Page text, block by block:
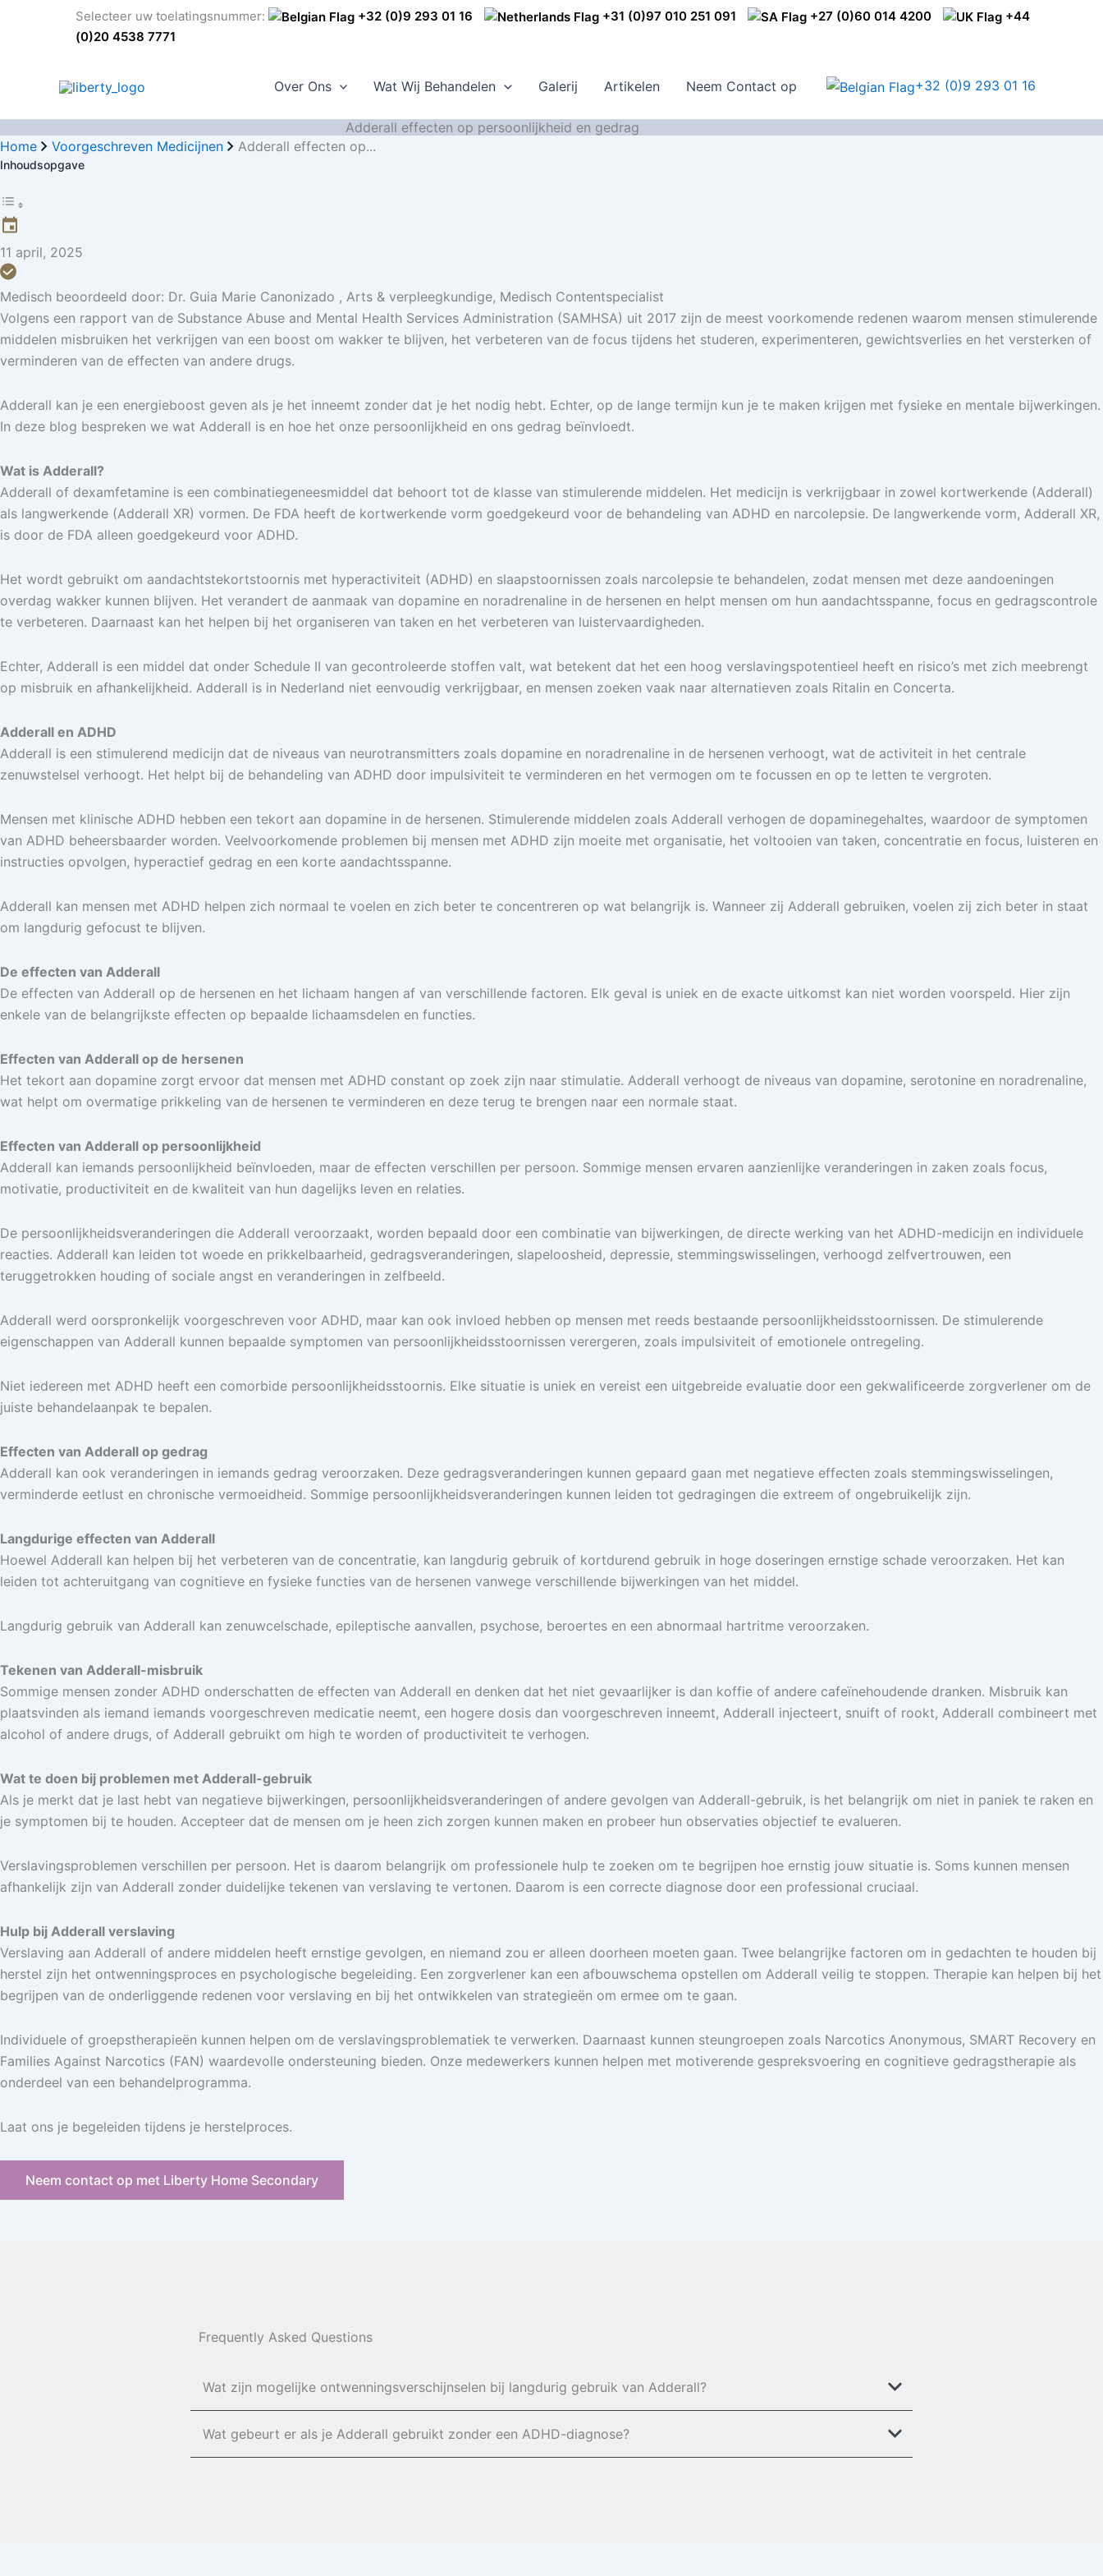
r
d
e
n
h
o
u
d
Selecteer uw toelatingsnummer: +32 (0)9 293 01 16 +31 (0)97 010 251 091 +27 (0)60 014 4200
+44
(0)20 4538 7771
Over Ons Wat Wij Behandelen Galerij Artikelen Neem Contact op +32 (0)9 293 01 16
Adderall effecten op persoonlijkheid en gedrag
Home
Voorgeschreven Medicijnen Adderall effecten op...
Inhoudsopgave
11 april, 2025
Medisch beoordeeld door: Dr. Guia Marie Canonizado , Arts & verpleegkundige, Medisch Contentspecialist
Volgens een rapport van de Substance Abuse and Mental Health Services Administration (SAMHSA) uit 2017 zijn de meest voorkomende redenen waarom mensen stimulerende
middelen misbruiken het verkrijgen van een boost om wakker te blijven, het verbeteren van de focus tijdens het studeren, experimenteren, gewichtsverlies en het versterken of
verminderen van de effecten van andere drugs.
Adderall kan je een energieboost geven als je het inneemt zonder dat je het nodig hebt. Echter, op de lange termijn kun je te maken krijgen met fysieke en mentale bijwerkingen.
In deze blog bespreken we wat Adderall is en hoe het onze persoonlijkheid en ons gedrag beïnvloedt.
Wat is Adderall?
Adderall of dexamfetamine is een combinatiegeneesmiddel dat behoort tot de klasse van stimulerende middelen. Het medicijn is verkrijgbaar in zowel kortwerkende (Adderall)
als langwerkende (Adderall XR) vormen. De FDA heeft de kortwerkende vorm goedgekeurd voor de behandeling van ADHD en narcolepsie. De langwerkende vorm, Adderall XR,
is door de FDA alleen goedgekeurd voor ADHD.
Het wordt gebruikt om aandachtstekortstoornis met hyperactiviteit (ADHD) en slaapstoornissen zoals narcolepsie te behandelen, zodat mensen met deze aandoeningen
overdag wakker kunnen blijven. Het verandert de aanmaak van dopamine en noradrenaline in de hersenen en helpt mensen om hun aandachtsspanne, focus en gedragscontrole
te verbeteren. Daarnaast kan het helpen bij het organiseren van taken en het verbeteren van luistervaardigheden.
Echter, Adderall is een middel dat onder Schedule II van gecontroleerde stoffen valt, wat betekent dat het een hoog verslavingspotentieel heeft en risico’s met zich meebrengt
op misbruik en afhankelijkheid. Adderall is in Nederland niet eenvoudig verkrijgbaar, en mensen zoeken vaak naar alternatieven zoals Ritalin en Concerta.
Adderall en ADHD
Adderall is een stimulerend medicijn dat de niveaus van neurotransmitters zoals dopamine en noradrenaline in de hersenen verhoogt, wat de activiteit in het centrale
zenuwstelsel verhoogt. Het helpt bij de behandeling van ADHD door impulsiviteit te verminderen en het vermogen om te focussen en op te letten te vergroten.
Mensen met klinische ADHD hebben een tekort aan dopamine in de hersenen. Stimulerende middelen zoals Adderall verhogen de dopaminegehaltes, waardoor de symptomen
van ADHD beheersbaarder worden. Veelvoorkomende problemen bij mensen met ADHD zijn moeite met organisatie, het voltooien van taken, concentratie en focus, luisteren en
instructies opvolgen, hyperactief gedrag en een korte aandachtsspanne.
Adderall kan mensen met ADHD helpen zich normaal te voelen en zich beter te concentreren op wat belangrijk is. Wanneer zij Adderall gebruiken, voelen zij zich beter in staat
om langdurig gefocust te blijven.
De effecten van Adderall
De effecten van Adderall op de hersenen en het lichaam hangen af van verschillende factoren. Elk geval is uniek en de exacte uitkomst kan niet worden voorspeld. Hier zijn
enkele van de belangrijkste effecten op bepaalde lichaamsdelen en functies.
Effecten van Adderall op de hersenen
Het tekort aan dopamine zorgt ervoor dat mensen met ADHD constant op zoek zijn naar stimulatie. Adderall verhoogt de niveaus van dopamine, serotonine en noradrenaline,
wat helpt om overmatige prikkeling van de hersenen te verminderen en deze terug te brengen naar een normale staat.
Effecten van Adderall op persoonlijkheid
Adderall kan iemands persoonlijkheid beïnvloeden, maar de effecten verschillen per persoon. Sommige mensen ervaren aanzienlijke veranderingen in zaken zoals focus,
motivatie, productiviteit en de kwaliteit van hun dagelijks leven en relaties.
De persoonlijkheidsveranderingen die Adderall veroorzaakt, worden bepaald door een combinatie van bijwerkingen, de directe werking van het ADHD-medicijn en individuele
reacties. Adderall kan leiden tot woede en prikkelbaarheid, gedragsveranderingen, slapeloosheid, depressie, stemmingswisselingen, verhoogd zelfvertrouwen, een
teruggetrokken houding of sociale angst en veranderingen in zelfbeeld.
Adderall werd oorspronkelijk voorgeschreven voor ADHD, maar kan ook invloed hebben op mensen met reeds bestaande persoonlijkheidsstoornissen. De stimulerende
eigenschappen van Adderall kunnen bepaalde symptomen van persoonlijkheidsstoornissen verergeren, zoals impulsiviteit of emotionele ontregeling.
Niet iedereen met ADHD heeft een comorbide persoonlijkheidsstoornis. Elke situatie is uniek en vereist een uitgebreide evaluatie door een gekwalificeerde zorgverlener om de
juiste behandelaanpak te bepalen.
Effecten van Adderall op gedrag
Adderall kan ook veranderingen in iemands gedrag veroorzaken. Deze gedragsveranderingen kunnen gepaard gaan met negatieve effecten zoals stemmingswisselingen,
verminderde eetlust en chronische vermoeidheid. Sommige persoonlijkheidsveranderingen kunnen leiden tot gedragingen die extreem of ongebruikelijk zijn.
Langdurige effecten van Adderall
Hoewel Adderall kan helpen bij het verbeteren van de concentratie, kan langdurig gebruik of kortdurend gebruik in hoge doseringen ernstige schade veroorzaken. Het kan
leiden tot achteruitgang van cognitieve en fysieke functies van de hersenen vanwege verschillende bijwerkingen van het middel.
Langdurig gebruik van Adderall kan zenuwcelschade, epileptische aanvallen, psychose, beroertes en een abnormaal hartritme veroorzaken.
Tekenen van Adderall-misbruik
Sommige mensen zonder ADHD onderschatten de effecten van Adderall en denken dat het niet gevaarlijker is dan koffie of andere cafeïnehoudende dranken. Misbruik kan
plaatsvinden als iemand iemands voorgeschreven medicatie neemt, een hogere dosis dan voorgeschreven inneemt, Adderall injecteert, snuift of rookt, Adderall combineert met
alcohol of andere drugs, of Adderall gebruikt om high te worden of productiviteit te verhogen.
Wat te doen bij problemen met Adderall-gebruik
Als je merkt dat je last hebt van negatieve bijwerkingen, persoonlijkheidsveranderingen of andere gevolgen van Adderall-gebruik, is het belangrijk om niet in paniek te raken en
je symptomen bij te houden. Accepteer dat de mensen om je heen zich zorgen kunnen maken en probeer hun observaties objectief te evalueren.
Verslavingsproblemen verschillen per persoon. Het is daarom belangrijk om professionele hulp te zoeken om te begrijpen hoe ernstig jouw situatie is. Soms kunnen mensen
afhankelijk zijn van Adderall zonder duidelijke tekenen van verslaving te vertonen. Daarom is een correcte diagnose door een professional cruciaal.
Hulp bij Adderall verslaving
Verslaving aan Adderall of andere middelen heeft ernstige gevolgen, en niemand zou er alleen doorheen moeten gaan. Twee belangrijke factoren om in gedachten te houden bij
herstel zijn het ontwenningsproces en psychologische begeleiding. Een zorgverlener kan een afbouwschema opstellen om Adderall veilig te stoppen. Therapie kan helpen bij het
begrijpen van de onderliggende redenen voor verslaving en bij het ontwikkelen van strategieën om ermee om te gaan.
Individuele of groepstherapieën kunnen helpen om de verslavingsproblematiek te verwerken. Daarnaast kunnen steungroepen zoals Narcotics Anonymous, SMART Recovery en
Families Against Narcotics (FAN) waardevolle ondersteuning bieden. Onze medewerkers kunnen helpen met motiverende gespreksvoering en cognitieve gedragstherapie als
onderdeel van een behandelprogramma.
Laat ons je begeleiden tijdens je herstelproces.
Neem contact op met Liberty Home Secondary
Frequently Asked Questions
Wat zijn mogelijke ontwenningsverschijnselen bij langdurig gebruik van Adderall?
Wat gebeurt er als je Adderall gebruikt zonder een ADHD-diagnose?